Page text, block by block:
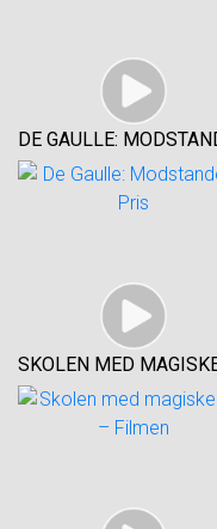
DE GAULLE:
SKOLEN MED